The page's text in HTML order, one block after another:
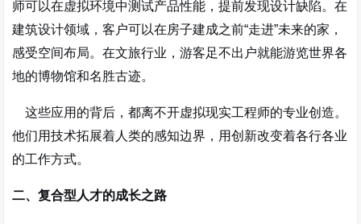
师可以在虚拟环境中测试产品性能，提前发现设计缺陷。在
建筑设计领域，客户可以在房子建成之前“走进”未来的家，
感受空间布局。在文旅行业，游客足不出户就能游览世界各
地的博物馆和名胜古迹。
这些应用的背后，都离不开虚拟现实工程师的专业创造。
他们用技术拓展着人类的感知边界，用创新改变着各行各业
的工作方式。
二、复合型人才的成长之路